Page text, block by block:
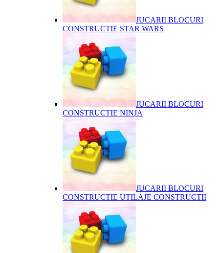
JUCARII BLOCURI
CONSTRUCTIE STAR WARS
JUCARII BLOCURI
CONSTRUCTIE NINJA
JUCARII BLOCURI
CONSTRUCTIE UTILAJE CONSTRUCTII